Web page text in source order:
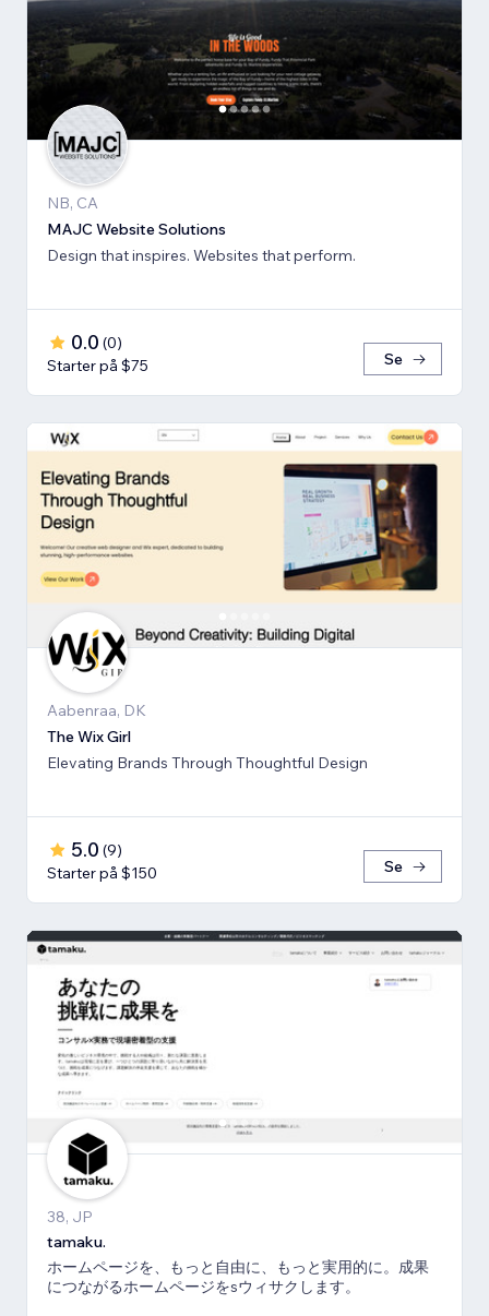
NB, CA
MAJC Website Solutions
Design that inspires. Websites that perform.
0.0 (0)
Starter på $75
Se
Aabenraa, DK
The Wix Girl
Elevating Brands Through Thoughtful Design
5.0 (9)
Starter på $150
Se
38, JP
tamaku.
ホームページを、もっと自由に、もっと実用的に。成果
につながるホームページをsウィサクします。